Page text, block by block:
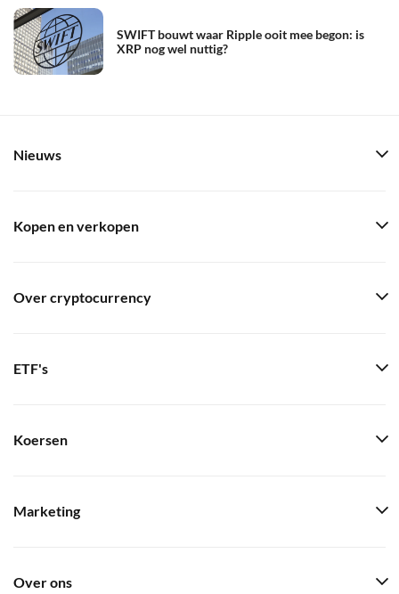
SWIFT bouwt waar Ripple ooit mee begon: is
XRP nog wel nuttig?
Nieuws
Kopen en verkopen
Over cryptocurrency
ETF's
Koersen
Marketing
Over ons